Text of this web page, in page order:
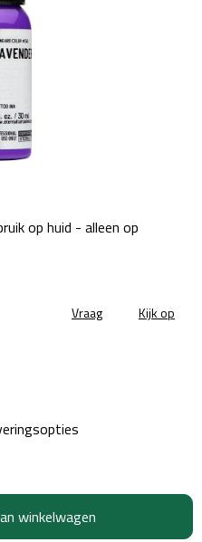
winkelwagen
op huid - alleen op
Vraag Kijk op